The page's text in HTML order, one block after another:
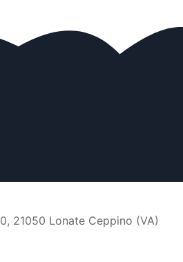
21050 Lonate Ceppino (VA)